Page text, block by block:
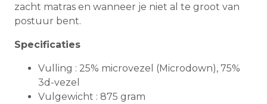
zacht matras en wanneer je niet al te groot van
postuur bent.
Specificaties
Vulling : 25% microvezel (Microdown), 75%
3d-vezel
Vulgewicht : 875 gram